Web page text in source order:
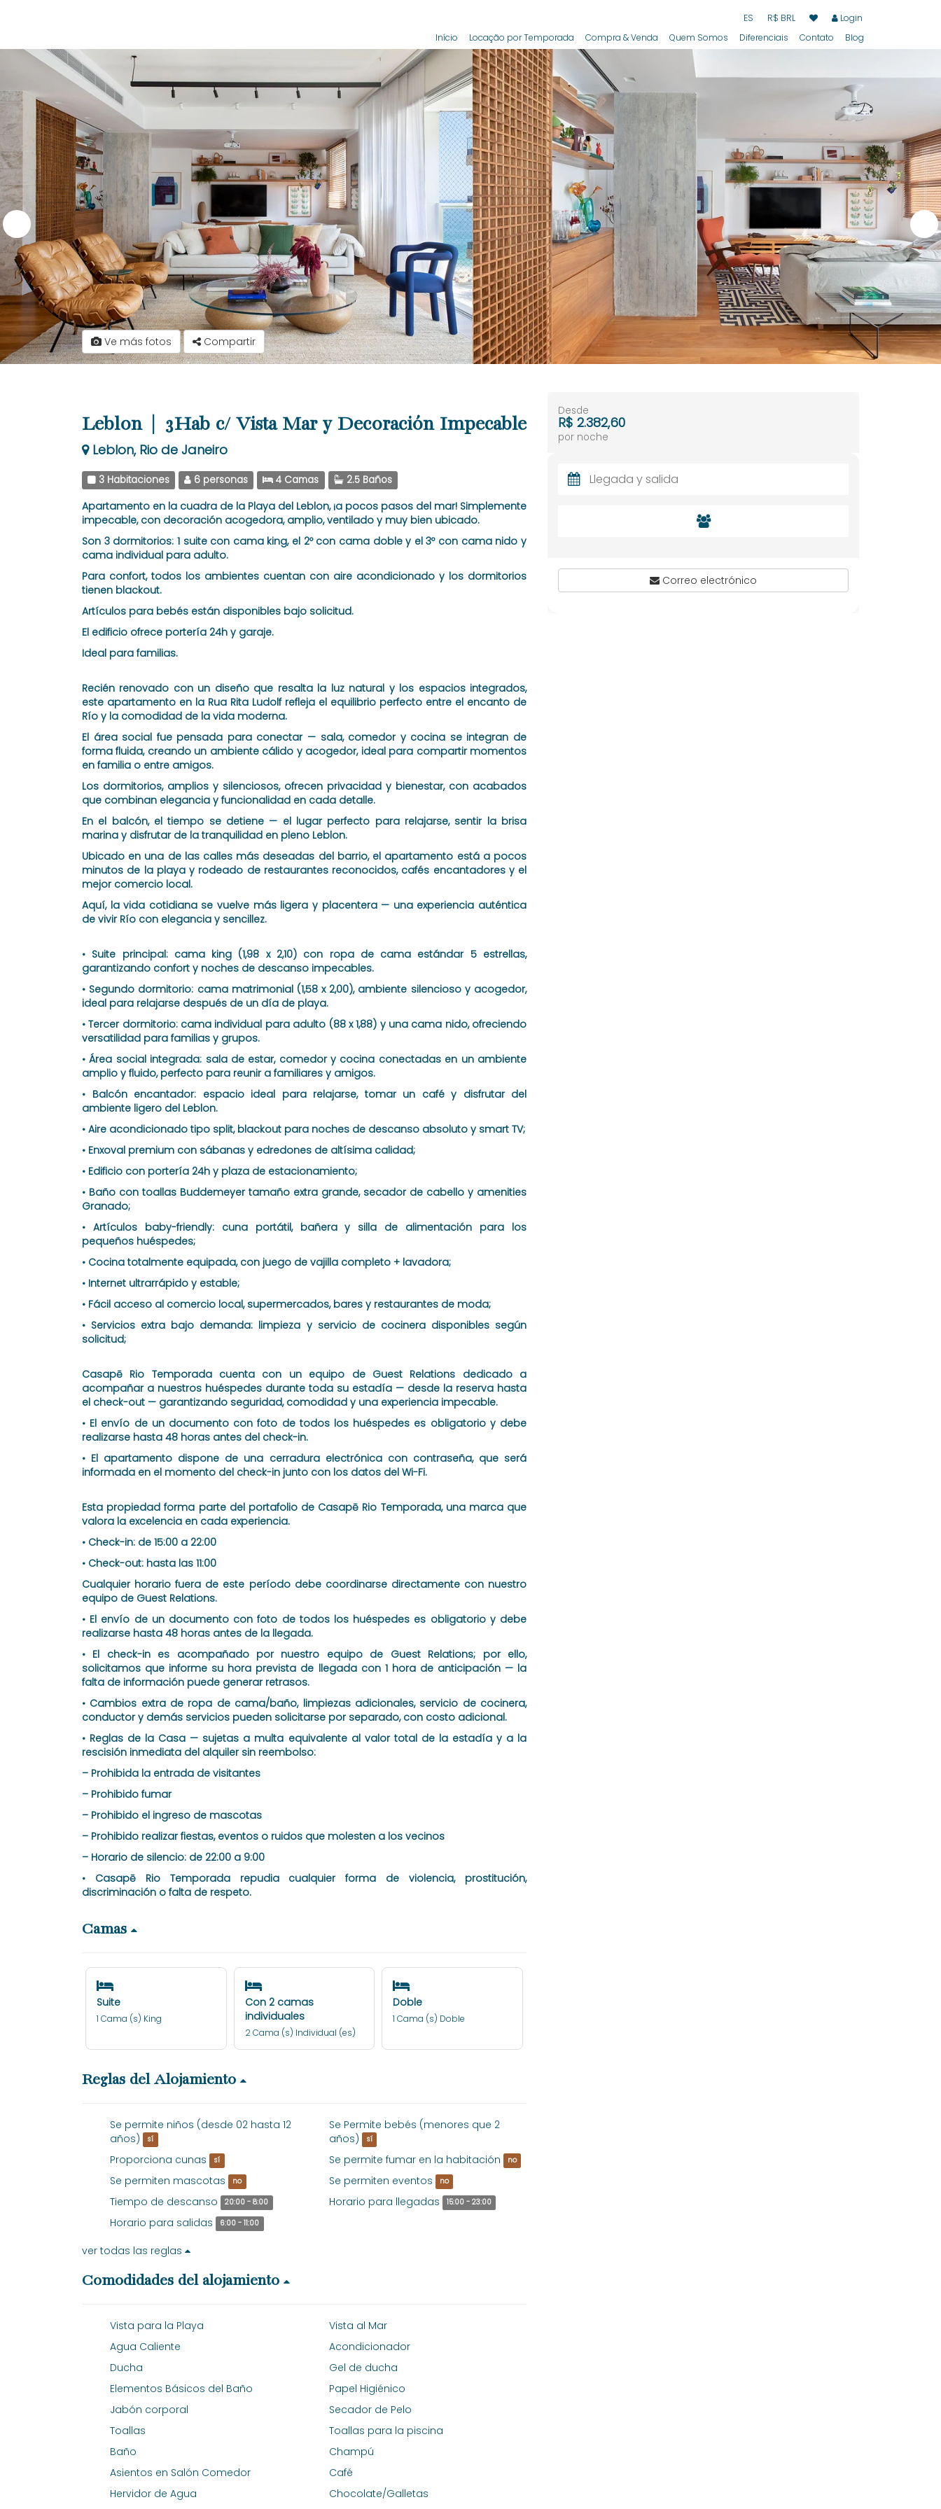
ES R$ BRL
Login
Início
Locação por Temporada Compra & Venda Quem Somos Diferenciais Contato Blog
Ve más fotos Compartir
Leblon | 3Hab c/ Vista Mar y Decoración Impecable
Leblon, Rio de Janeiro
3 Habitaciones 6 personas 4 Camas 2.5 Baños
Apartamento en la cuadra de la Playa del Leblon, ¡a pocos pasos del mar! Simplemente
impecable, con decoración acogedora, amplio, ventilado y muy bien ubicado.
Son 3 dormitorios: 1 suite con cama king, el 2º con cama doble y el 3º con cama nido y
cama individual para adulto.
Para confort, todos los ambientes cuentan con aire acondicionado y los dormitorios
tienen blackout.
Artículos para bebés están disponibles bajo solicitud.
El edificio ofrece portería 24h y garaje.
Ideal para familias.
Recién renovado con un diseño que resalta la luz natural y los espacios integrados,
este apartamento en la Rua Rita Ludolf refleja el equilibrio perfecto entre el encanto de
Río y la comodidad de la vida moderna.
El área social fue pensada para conectar — sala, comedor y cocina se integran de
forma fluida, creando un ambiente cálido y acogedor, ideal para compartir momentos
en familia o entre amigos.
Los dormitorios, amplios y silenciosos, ofrecen privacidad y bienestar, con acabados
que combinan elegancia y funcionalidad en cada detalle.
En el balcón, el tiempo se detiene — el lugar perfecto para relajarse, sentir la brisa
marina y disfrutar de la tranquilidad en pleno Leblon.
Ubicado en una de las calles más deseadas del barrio, el apartamento está a pocos
minutos de la playa y rodeado de restaurantes reconocidos, cafés encantadores y el
mejor comercio local.
Aquí, la vida cotidiana se vuelve más ligera y placentera — una experiencia auténtica
de vivir Río con elegancia y sencillez.
• Suite principal: cama king (1,98 x 2,10) con ropa de cama estándar 5 estrellas,
garantizando confort y noches de descanso impecables.
• Segundo dormitorio: cama matrimonial (1,58 x 2,00), ambiente silencioso y acogedor,
ideal para relajarse después de un día de playa.
• Tercer dormitorio: cama individual para adulto (88 x 1,88) y una cama nido, ofreciendo
versatilidad para familias y grupos.
• Área social integrada: sala de estar, comedor y cocina conectadas en un ambiente
amplio y fluido, perfecto para reunir a familiares y amigos.
• Balcón encantador: espacio ideal para relajarse, tomar un café y disfrutar del
ambiente ligero del Leblon.
• Aire acondicionado tipo split, blackout para noches de descanso absoluto y smart TV;
• Enxoval premium con sábanas y edredones de altísima calidad;
• Edificio con portería 24h y plaza de estacionamiento;
• Baño con toallas Buddemeyer tamaño extra grande, secador de cabello y amenities
Granado;
• Artículos baby-friendly: cuna portátil, bañera y silla de alimentación para los
pequeños huéspedes;
• Cocina totalmente equipada, con juego de vajilla completo + lavadora;
• Internet ultrarrápido y estable;
• Fácil acceso al comercio local, supermercados, bares y restaurantes de moda;
• Servicios extra bajo demanda: limpieza y servicio de cocinera disponibles según
solicitud;
Casapē Rio Temporada cuenta con un equipo de Guest Relations dedicado a
acompañar a nuestros huéspedes durante toda su estadía — desde la reserva hasta
el check-out — garantizando seguridad, comodidad y una experiencia impecable.
• El envío de un documento con foto de todos los huéspedes es obligatorio y debe
realizarse hasta 48 horas antes del check-in.
• El apartamento dispone de una cerradura electrónica con contraseña, que será
informada en el momento del check-in junto con los datos del Wi-Fi.
Esta propiedad forma parte del portafolio de Casapē Rio Temporada, una marca que
valora la excelencia en cada experiencia.
• Check-in: de 15:00 a 22:00
• Check-out: hasta las 11:00
Cualquier horario fuera de este período debe coordinarse directamente con nuestro
equipo de Guest Relations.
• El envío de un documento con foto de todos los huéspedes es obligatorio y debe
realizarse hasta 48 horas antes de la llegada.
• El check-in es acompañado por nuestro equipo de Guest Relations; por ello,
solicitamos que informe su hora prevista de llegada con 1 hora de anticipación — la
falta de información puede generar retrasos.
• Cambios extra de ropa de cama/baño, limpiezas adicionales, servicio de cocinera,
conductor y demás servicios pueden solicitarse por separado, con costo adicional.
• Reglas de la Casa — sujetas a multa equivalente al valor total de la estadía y a la
rescisión inmediata del alquiler sin reembolso:
– Prohibida la entrada de visitantes
– Prohibido fumar
– Prohibido el ingreso de mascotas
– Prohibido realizar fiestas, eventos o ruidos que molesten a los vecinos
– Horario de silencio: de 22:00 a 9:00
• Casapē Rio Temporada repudia cualquier forma de violencia, prostitución,
discriminación o falta de respeto.
Camas
Suite
1 Cama (s) King
Con 2 camas
individuales
2 Cama (s) Individual (es)
Doble
1 Cama (s) Doble
Reglas del Alojamiento
Se permite niños (desde 02 hasta 12
años)
sí
Se Permite bebés (menores que 2
años)
sí
Proporciona cunas sí Se permite fumar en la habitación no
Se permiten mascotas no Se permiten eventos no
Tiempo de descanso 20:00 - 8:00 Horario para llegadas 15:00 - 23:00
Horario para salidas 6:00 - 11:00
ver todas las reglas
Comodidades del alojamiento
Vista para la Playa
Vista al Mar
Agua Caliente
Acondicionador
Ducha
Gel de ducha
Elementos Básicos del Baño
Papel Higiénico
Jabón corporal
Secador de Pelo
Toallas
Toallas para la piscina
Baño
Champú
Asientos en Salón Comedor
Café
Hervidor de Agua
Chocolate/Galletas
Desde
R$ 2.382,60
por noche
Correo electrónico